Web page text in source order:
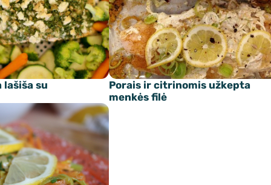
lašiša su
Porais ir citrinomis užkepta
menkės filė